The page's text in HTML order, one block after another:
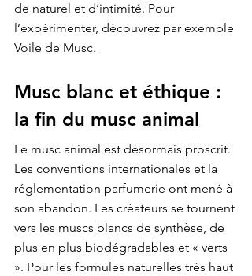
de naturel et d’intimité. Pour
l’expérimenter, découvrez par exemple
Voile de Musc.
Musc blanc et éthique :
la fin du musc animal
Le musc animal est désormais proscrit.
Les conventions internationales et la
réglementation parfumerie ont mené à
son abandon. Les créateurs se tournent
vers les muscs blancs de synthèse, de
plus en plus biodégradables et « verts
». Pour les formules naturelles très haut